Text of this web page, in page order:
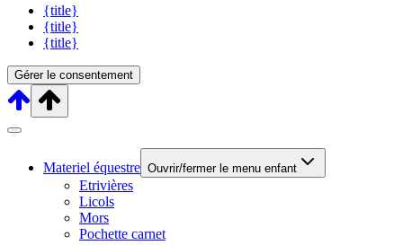
{title}
{title}
{title}
Gérer le consentement
Materiel équestre Ouvrir/fermer le menu enfant
Etrivières
Licols
Mors
Pochette carnet